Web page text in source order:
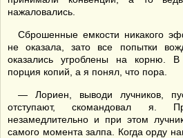
нажаловались.
Сброшенные емкости никакого
не оказала, зато все попытки
оказались угроблены на корню. В
порция копий, а я понял, что пора.
— Лориен, выводи лучников,
отступают, скомандовал я.
незамедлительно и при этом
самого момента залпа. Когда орду